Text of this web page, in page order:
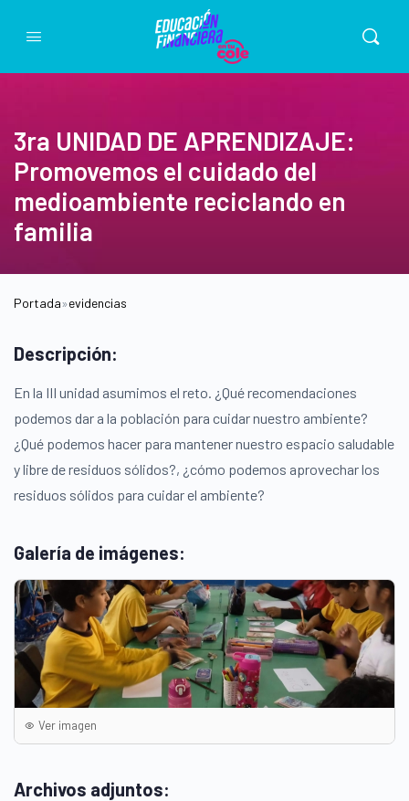
3ra UNIDAD DE APRENDIZAJE:
Promovemos el cuidado del
medioambiente reciclando en
familia
Portada»evidencias
Descripción:
En la III unidad asumimos el reto. ¿Qué recomendaciones
podemos dar a la población para cuidar nuestro ambiente?
¿Qué podemos hacer para mantener nuestro espacio saludable
y libre de residuos sólidos?, ¿cómo podemos aprovechar los
residuos sólidos para cuidar el ambiente?
Galería de imágenes:
Ver imagen
Archivos adjuntos: